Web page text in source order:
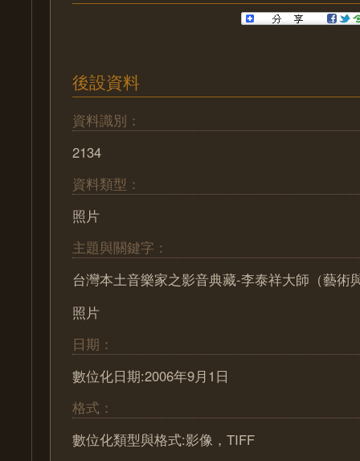
後設資料
資料識別：
2134
資料類型：
照片
主題與關鍵字：
台灣本土音樂家之影音典藏-李泰祥大師（藝術
照片
日期：
數位化日期:2006年9月1日
格式：
數位化類型與格式:影像，TIFF